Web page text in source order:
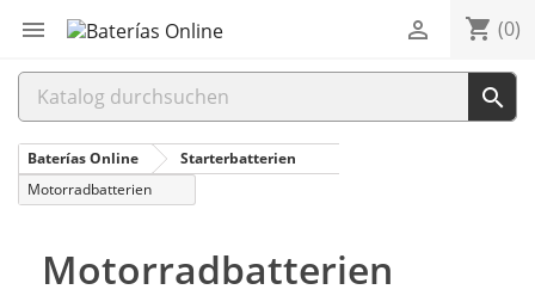
 shopping_cart (0)


Baterías Online
Starterbatterien
Motorradbatterien
Motorradbatterien